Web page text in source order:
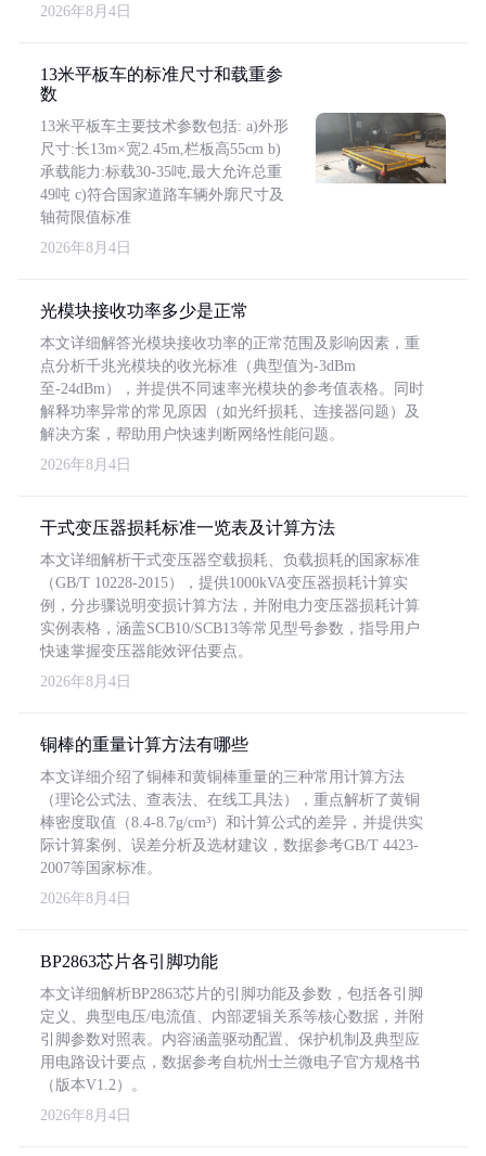
2026年8月4日
13米平板车的标准尺寸和载重参
数
13米平板车主要技术参数包括: a)外形
尺寸:长13m×宽2.45m,栏板高55cm b)
承载能力:标载30-35吨,最大允许总重
49吨 c)符合国家道路车辆外廓尺寸及
轴荷限值标准
2026年8月4日
光模块接收功率多少是正常
本文详细解答光模块接收功率的正常范围及影响因素，重
点分析千兆光模块的收光标准（典型值为-3dBm
至-24dBm），并提供不同速率光模块的参考值表格。同时
解释功率异常的常见原因（如光纤损耗、连接器问题）及
解决方案，帮助用户快速判断网络性能问题。
2026年8月4日
干式变压器损耗标准一览表及计算方法
本文详细解析干式变压器空载损耗、负载损耗的国家标准
（GB/T 10228-2015），提供1000kVA变压器损耗计算实
例，分步骤说明变损计算方法，并附电力变压器损耗计算
实例表格，涵盖SCB10/SCB13等常见型号参数，指导用户
快速掌握变压器能效评估要点。
2026年8月4日
铜棒的重量计算方法有哪些
本文详细介绍了铜棒和黄铜棒重量的三种常用计算方法
（理论公式法、查表法、在线工具法），重点解析了黄铜
棒密度取值（8.4-8.7g/cm³）和计算公式的差异，并提供实
际计算案例、误差分析及选材建议，数据参考GB/T 4423-
2007等国家标准。
2026年8月4日
BP2863芯片各引脚功能
本文详细解析BP2863芯片的引脚功能及参数，包括各引脚
定义、典型电压/电流值、内部逻辑关系等核心数据，并附
引脚参数对照表。内容涵盖驱动配置、保护机制及典型应
用电路设计要点，数据参考自杭州士兰微电子官方规格书
（版本V1.2）。
2026年8月4日